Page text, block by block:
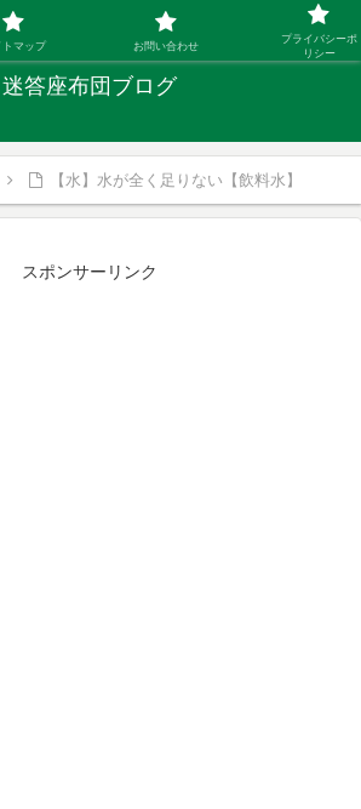
」40代シングルファザーの子育て迷答
迷答座布団ブログ
【水】水が全く足りない【飲料水】
スポンサーリンク
トマップ お問い合わせ
プライバシーポ
リシー